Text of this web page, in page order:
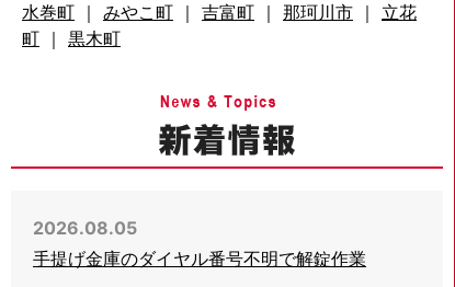
水巻町 ｜ みやこ町 ｜ 吉富町 ｜ 那珂川市 ｜ 立花
町 ｜ 黒木町
2026.08.05
手提げ金庫のダイヤル番号不明で解錠作業